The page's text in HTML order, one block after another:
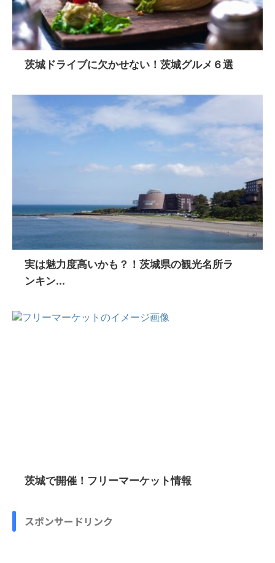
茨城ドライブに欠かせない！茨城グルメ６選
実は魅力度高いかも？！茨城県の観光名所ラ
ンキン...
茨城で開催！フリーマーケット情報
スポンサードリンク